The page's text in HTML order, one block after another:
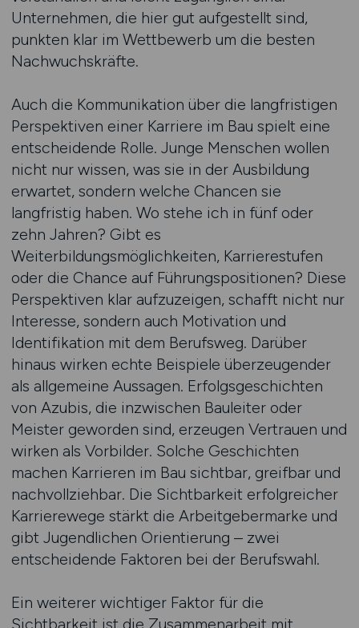
Unternehmen, die hier gut aufgestellt sind,
punkten klar im Wettbewerb um die besten
Nachwuchskräfte.
Auch die Kommunikation über die langfristigen
Perspektiven einer Karriere im Bau spielt eine
entscheidende Rolle. Junge Menschen wollen
nicht nur wissen, was sie in der Ausbildung
erwartet, sondern welche Chancen sie
langfristig haben. Wo stehe ich in fünf oder
zehn Jahren? Gibt es
Weiterbildungsmöglichkeiten, Karrierestufen
oder die Chance auf Führungspositionen? Diese
Perspektiven klar aufzuzeigen, schafft nicht nur
Interesse, sondern auch Motivation und
Identifikation mit dem Berufsweg. Darüber
hinaus wirken echte Beispiele überzeugender
als allgemeine Aussagen. Erfolgsgeschichten
von Azubis, die inzwischen Bauleiter oder
Meister geworden sind, erzeugen Vertrauen und
wirken als Vorbilder. Solche Geschichten
machen Karrieren im Bau sichtbar, greifbar und
nachvollziehbar. Die Sichtbarkeit erfolgreicher
Karrierewege stärkt die Arbeitgebermarke und
gibt Jugendlichen Orientierung – zwei
entscheidende Faktoren bei der Berufswahl.
Ein weiterer wichtiger Faktor für die
Sichtbarkeit ist die Zusammenarbeit mit